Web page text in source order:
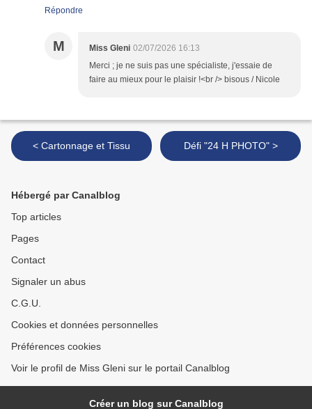
Répondre
M Miss Gleni 02/07/2026 16:13
Merci ; je ne suis pas une spécialiste, j'essaie de
faire au mieux pour le plaisir !<br /> bisous / Nicole
< Cartonnage et Tissu Défi "24 H PHOTO" >
Hébergé par Canalblog
Top articles
Pages
Contact
Signaler un abus
C.G.U.
Cookies et données personnelles
Préférences cookies
Voir le profil de Miss Gleni sur le portail Canalblog
Créer un blog sur Canalblog